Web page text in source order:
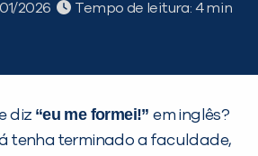
2026 Tempo de leitura:
diz “eu me formei!”em inglês?
tenha terminado a faculdade,